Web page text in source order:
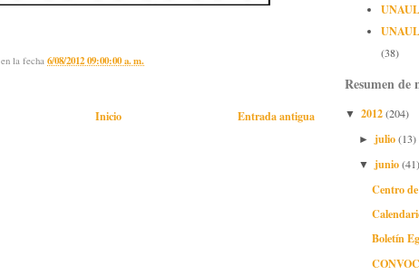
en la fecha 6/08/2012 09:00:00 a. m.
Entrada antigua
Inicio
(38)
Resumen de
▼ 2012(204)
► julio(13)
▼ junio(41)
Centro
Boletín